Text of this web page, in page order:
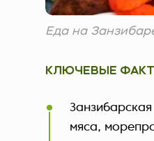
Еда на
КЛЮЧЕВЫЕ
мяса,